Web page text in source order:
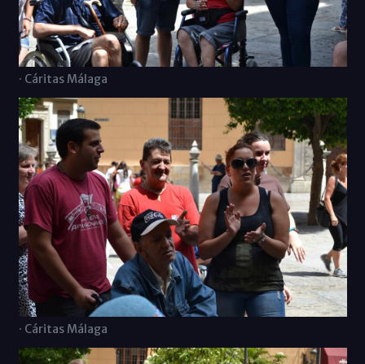
· Cáritas Málaga
· Cáritas Málaga